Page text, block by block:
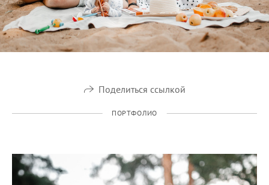
Поделиться ссылкой
ПОРТФОЛИО